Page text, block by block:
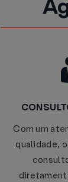
Com um
qualidade,